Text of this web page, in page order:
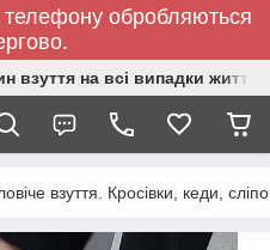
обробляються
взуття на всі випадки життя.
взуття. Кросівки, кеди,